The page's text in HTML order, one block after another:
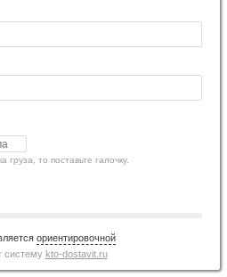
груза, то поставьте галочку.
ориентировочной
систему kto-dostavit.ru